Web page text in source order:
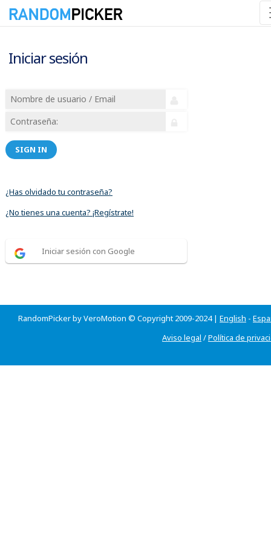
Iniciar sesión
SIGN IN
¿Has olvidado tu contraseña?
¿No tienes una cuenta? ¡Regístrate!
Iniciar sesión con Google
RandomPicker by VeroMotion © Copyright 2009-2024 | English -
Aviso legal /Política de